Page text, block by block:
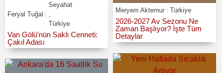
Feryal Tuğal
Seyahat
Türkiye
Van Gölü’nün Saklı Cenneti:
Çakıl Adası
Meryem Aktemur Türkiye
2026-2027 Av Sezonu Ne
Zaman Başlıyor? İşte Tüm
Detaylar